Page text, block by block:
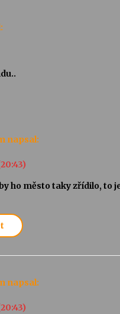
napsal:
ho město taky zřídilo, to
napsal: